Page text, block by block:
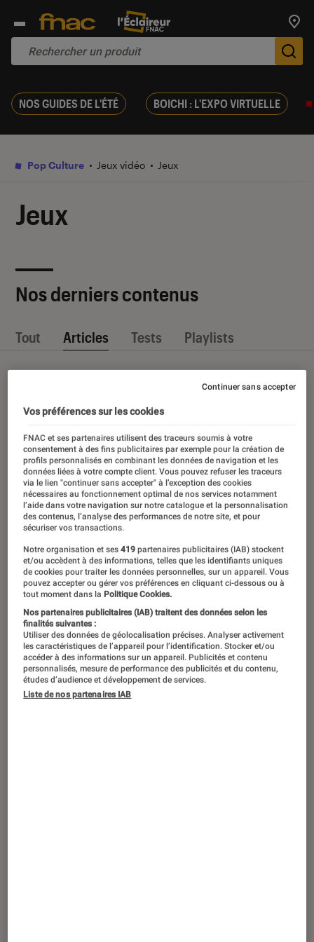
NOS GUIDES DE L'ÉTÉ BOICHI : L'EXPO VIRTUELLE
Pop Culture Jeux vidéo Jeux
Jeux
Nos derniers contenus
Tout Articles Tests Playlists
ACTU
Vos préférences sur les cookies
FNAC et ses partenaires utilisent des traceurs soumis à votre
consentement à des fins publicitaires par exemple pour la création de
profils personnalisés en combinant les données de navigation et les
données liées à votre compte client. Vous pouvez refuser les traceurs
via le lien "continuer sans accepter" à l’exception des cookies
nécessaires au fonctionnement optimal de nos services notamment
l’aide dans votre navigation sur notre catalogue et la personnalisation
des contenus, l’analyse des performances de notre site, et pour
sécuriser vos transactions.
Notre organisation et ses419 partenaires publicitaires (IAB) stockent
et/ou accèdent à des informations, telles que les identifiants uniques
de cookies pour traiter les données personnelles, sur un appareil. Vous
pouvez accepter ou gérer vos préférences en cliquant ci-dessous ou à
tout moment dans la Politique Cookies.
Nos partenaires publicitaires (IAB) traitent des données selon les
finalités suivantes :
Utiliser des données de géolocalisation précises. Analyser activement
les caractéristiques de l’appareil pour l’identification. Stocker et/ou
accéder à des informations sur un appareil. Publicités et contenu
personnalisés, mesure de performance des publicités et du contenu,
études d’audience et développement de services.
Liste de nos partenaires IAB
Continuer sans accepter